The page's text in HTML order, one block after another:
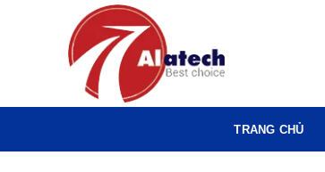
TRANG CHỦ